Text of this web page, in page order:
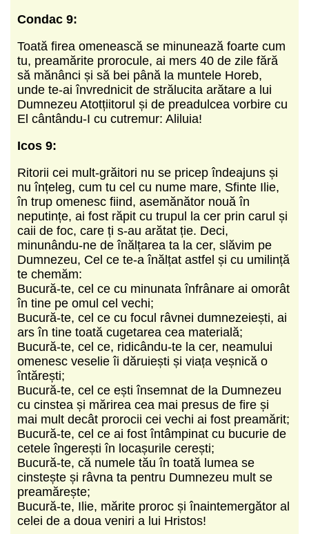
Condac 9:
Toată firea omenească se minunează foarte cum
tu, preamărite prorocule, ai mers 40 de zile fără
să mănânci și să bei până la muntele Horeb,
unde te-ai învrednicit de strălucita arătare a lui
Dumnezeu Atotțiitorul și de preadulcea vorbire cu
El cântându-I cu cutremur: Aliluia!
Icos 9:
Ritorii cei mult-grăitori nu se pricep îndeajuns și
nu înțeleg, cum tu cel cu nume mare, Sfinte Ilie,
în trup omenesc fiind, asemănător nouă în
neputințe, ai fost răpit cu trupul la cer prin carul și
caii de foc, care ți s-au arătat ție. Deci,
minunându-ne de înălțarea ta la cer, slăvim pe
Dumnezeu, Cel ce te-a înălțat astfel și cu umilință
te chemăm:
Bucură-te, cel ce cu minunata înfrânare ai omorât
în tine pe omul cel vechi;
Bucură-te, cel ce cu focul râvnei dumnezeiești, ai
ars în tine toată cugetarea cea materială;
Bucură-te, cel ce, ridicându-te la cer, neamului
omenesc veselie îi dăruiești și viața veșnică o
întărești;
Bucură-te, cel ce ești însemnat de la Dumnezeu
cu cinstea și mărirea cea mai presus de fire și
mai mult decât prorocii cei vechi ai fost preamărit;
Bucură-te, cel ce ai fost întâmpinat cu bucurie de
cetele îngerești în locașurile cerești;
Bucură-te, că numele tău în toată lumea se
cinstește și râvna ta pentru Dumnezeu mult se
preamărește;
Bucură-te, Ilie, mărite proroc și înaintemergător al
celei de a doua veniri a lui Hristos!